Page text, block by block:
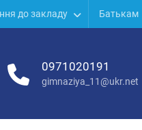
до закладу Батькам
0971020191
gimnaziya_11@ukr.net